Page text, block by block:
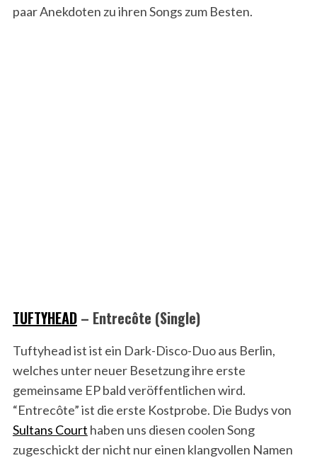
paar Anekdoten zu ihren Songs zum Besten.
TUFTYHEAD– Entrecôte (Single)
Tuftyhead ist ist ein Dark-Disco-Duo aus Berlin,
welches unter neuer Besetzung ihre erste
gemeinsame EP bald veröffentlichen wird.
“Entrecôte” ist die erste Kostprobe. Die Budys von
Sultans Court haben uns diesen coolen Song
zugeschickt der nicht nur einen klangvollen Namen